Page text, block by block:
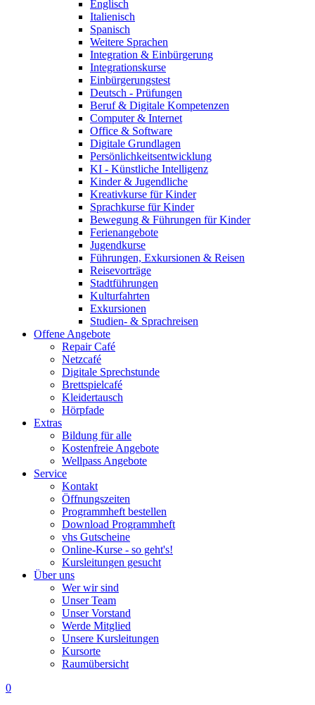
Englisch
Italienisch
Spanisch
Weitere Sprachen
Integration & Einbürgerung
Integrationskurse
Einbürgerungstest
Deutsch - Prüfungen
Beruf & Digitale Kompetenzen
Computer & Internet
Office & Software
Digitale Grundlagen
Persönlichkeitsentwicklung
KI - Künstliche Intelligenz
Kinder & Jugendliche
Kreativkurse für Kinder
Sprachkurse für Kinder
Bewegung & Führungen für Kinder
Ferienangebote
Jugendkurse
Führungen, Exkursionen & Reisen
Reisevorträge
Stadtführungen
Kulturfahrten
Exkursionen
Studien- & Sprachreisen
Offene Angebote
Repair Café
Netzcafé
Digitale Sprechstunde
Brettspielcafé
Kleidertausch
Hörpfade
Extras
Bildung für alle
Kostenfreie Angebote
Wellpass Angebote
Service
Kontakt
Öffnungszeiten
Programmheft bestellen
Download Programmheft
vhs Gutscheine
Online-Kurse - so geht's!
Kursleitungen gesucht
Über uns
Wer wir sind
Unser Team
Unser Vorstand
Werde Mitglied
Unsere Kursleitungen
Kursorte
Raumübersicht
0